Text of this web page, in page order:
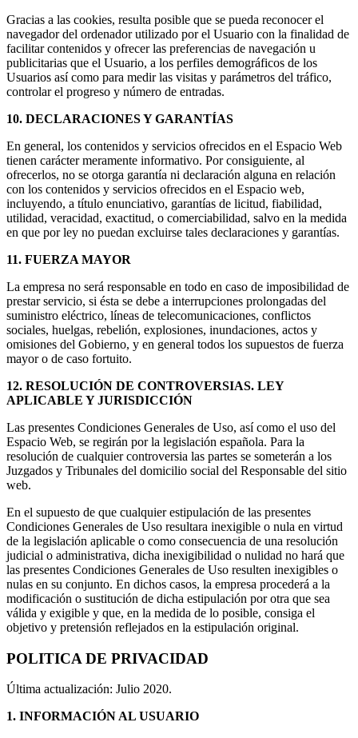
Gracias a las cookies, resulta posible que se pueda reconocer el
navegador del ordenador utilizado por el Usuario con la finalidad de
facilitar contenidos y ofrecer las preferencias de navegación u
publicitarias que el Usuario, a los perfiles demográficos de los
Usuarios así como para medir las visitas y parámetros del tráfico,
controlar el progreso y número de entradas.
10. DECLARACIONES Y GARANTÍAS
En general, los contenidos y servicios ofrecidos en el Espacio Web
tienen carácter meramente informativo. Por consiguiente, al
ofrecerlos, no se otorga garantía ni declaración alguna en relación
con los contenidos y servicios ofrecidos en el Espacio web,
incluyendo, a título enunciativo, garantías de licitud, fiabilidad,
utilidad, veracidad, exactitud, o comerciabilidad, salvo en la medida
en que por ley no puedan excluirse tales declaraciones y garantías.
11. FUERZA MAYOR
La empresa no será responsable en todo en caso de imposibilidad de
prestar servicio, si ésta se debe a interrupciones prolongadas del
suministro eléctrico, líneas de telecomunicaciones, conflictos
sociales, huelgas, rebelión, explosiones, inundaciones, actos y
omisiones del Gobierno, y en general todos los supuestos de fuerza
mayor o de caso fortuito.
12. RESOLUCIÓN DE CONTROVERSIAS. LEY
APLICABLE Y JURISDICCIÓN
Las presentes Condiciones Generales de Uso, así como el uso del
Espacio Web, se regirán por la legislación española. Para la
resolución de cualquier controversia las partes se someterán a los
Juzgados y Tribunales del domicilio social del Responsable del sitio
web.
En el supuesto de que cualquier estipulación de las presentes
Condiciones Generales de Uso resultara inexigible o nula en virtud
de la legislación aplicable o como consecuencia de una resolución
judicial o administrativa, dicha inexigibilidad o nulidad no hará que
las presentes Condiciones Generales de Uso resulten inexigibles o
nulas en su conjunto. En dichos casos, la empresa procederá a la
modificación o sustitución de dicha estipulación por otra que sea
válida y exigible y que, en la medida de lo posible, consiga el
objetivo y pretensión reflejados en la estipulación original.
POLITICA DE PRIVACIDAD
Última actualización: Julio 2020.
1. INFORMACIÓN AL USUARIO